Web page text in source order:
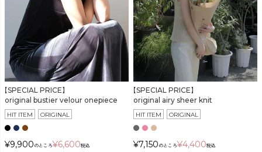
【SPECIAL PRICE】
original bustier velour onepiece
HIT ITEM ORIGINAL
¥9,900 のところ¥6,600税込
【SPECIAL PRICE】
original airy sheer knit
HIT ITEM ORIGINAL
¥7,150 のところ¥4,400税込